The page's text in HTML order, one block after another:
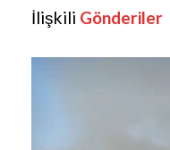
İlişkili Gönderiler